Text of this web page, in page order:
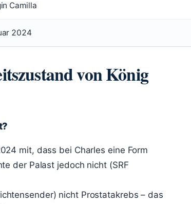
Camilla
2024
von König
mit, dass bei Charles eine Form
der Palast jedoch nicht (SRF
nicht Prostatakrebs – das